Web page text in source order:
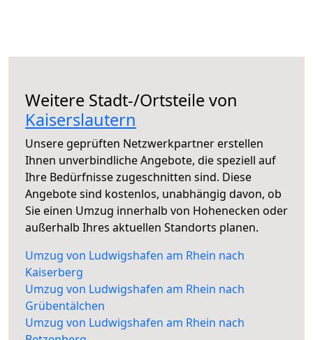
Weitere Stadt-/Ortsteile von
Kaiserslautern
Unsere geprüften Netzwerkpartner erstellen
Ihnen unverbindliche Angebote, die speziell auf
Ihre Bedürfnisse zugeschnitten sind. Diese
Angebote sind kostenlos, unabhängig davon, ob
Sie einen Umzug innerhalb von Hohenecken oder
außerhalb Ihres aktuellen Standorts planen.
Umzug von Ludwigshafen am Rhein nach
Kaiserberg
Umzug von Ludwigshafen am Rhein nach
Grübentälchen
Umzug von Ludwigshafen am Rhein nach